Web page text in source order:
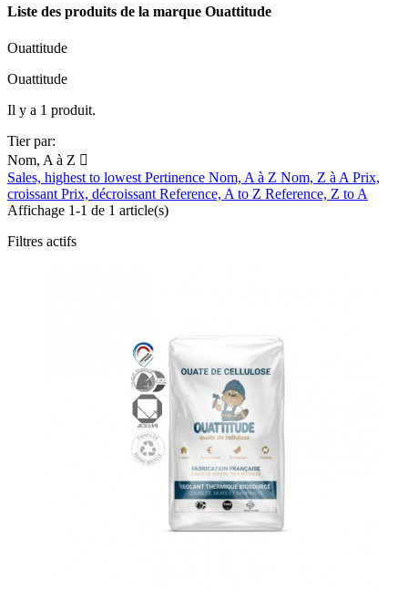
Liste des produits de la marque Ouattitude
Ouattitude
Ouattitude
Il y a 1 produit.
Tier par:
Nom, A à Z 
Sales, highest to lowest Pertinence Nom, A à Z Nom, Z à A Prix,
croissant Prix, décroissant Reference, A to Z Reference, Z to A
Affichage 1-1 de 1 article(s)
Filtres actifs